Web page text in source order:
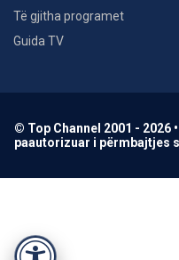
Të gjitha programet
Guida TV
© Top Channel 2001 - 2026
paautorizuar i përmbajtjes